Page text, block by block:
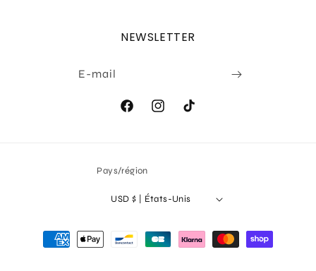
NEWSLETTER
E-mail
FacebookInstagramTikTok
Pays/région
USD $ | États-Unis
Moyens